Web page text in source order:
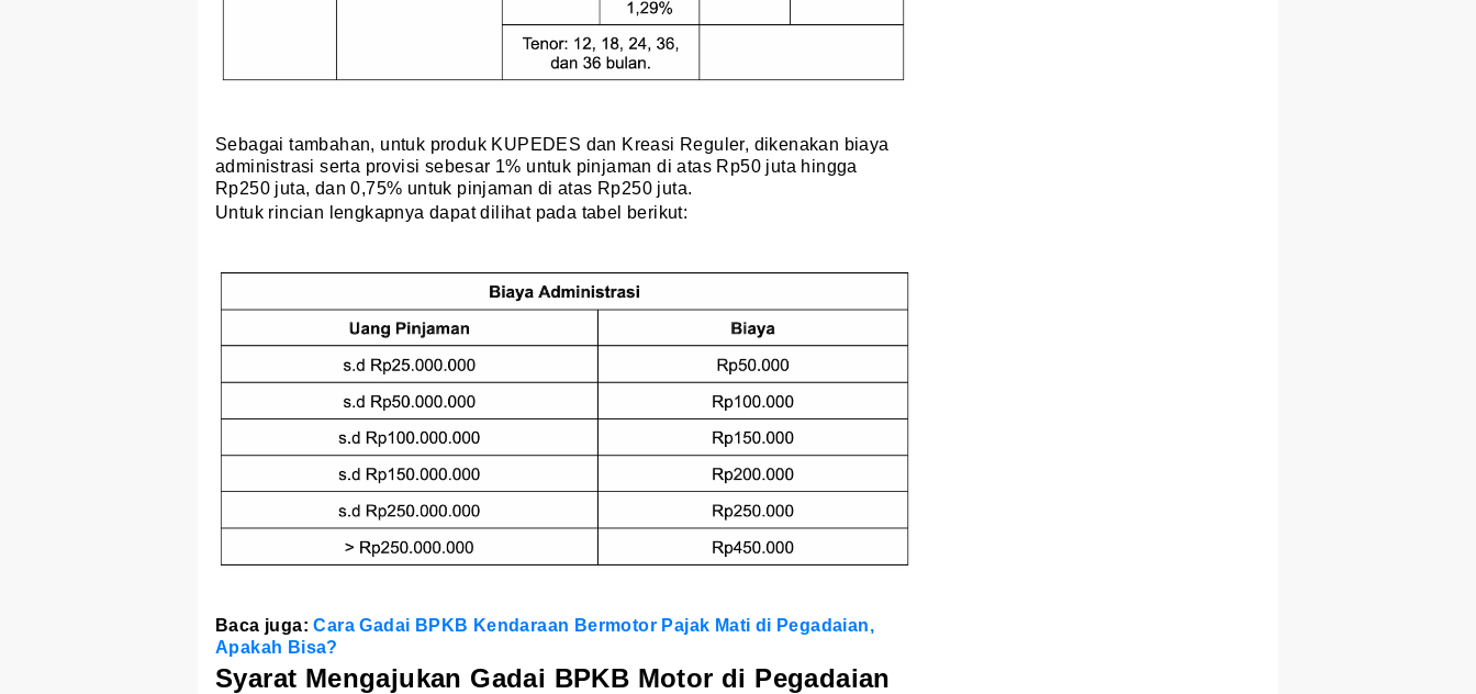
Sebagai tambahan, untuk produk KUPEDES dan Kreasi Reguler, dikenakan biaya
administrasi serta provisi sebesar 1% untuk pinjaman di atas Rp50 juta hingga
Rp250 juta, dan 0,75% untuk pinjaman di atas Rp250 juta.
Untuk rincian lengkapnya dapat dilihat pada tabel berikut:
Baca juga:Cara Gadai BPKB Kendaraan Bermotor Pajak Mati di Pegadaian,
Apakah Bisa?
Syarat Mengajukan Gadai BPKB Motor di Pegadaian